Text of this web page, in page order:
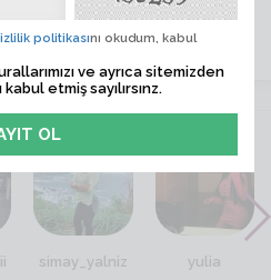
ÜYE ARA
simay_yalniz yulia
politikasını okudum, kabul
ve ayrıca sitemizden
etmiş sayılırsınz.